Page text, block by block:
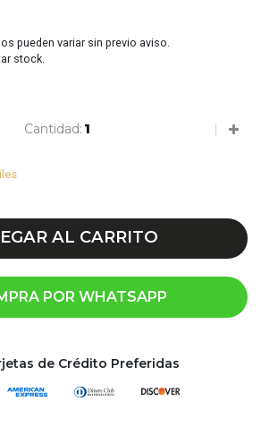
pueden variar sin previo aviso.
stock.
Cantidad:
AL CARRITO
POR WHATSAPP
de Crédito Preferidas